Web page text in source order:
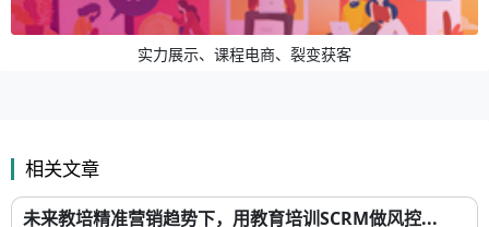
实力展示、课程电商、裂变获客
相关文章
未来教培精准营销趋势下，用教育培训SCRM做风控...